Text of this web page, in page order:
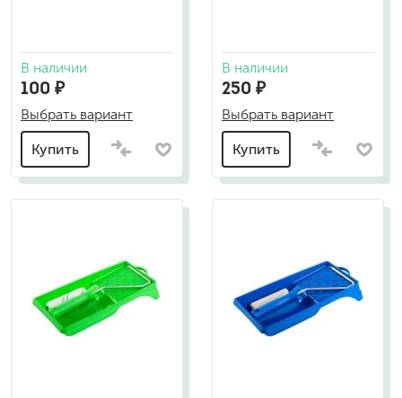
В наличии
100 ₽
Выбрать вариант
Купить
В наличии
250 ₽
Выбрать вариант
Купить